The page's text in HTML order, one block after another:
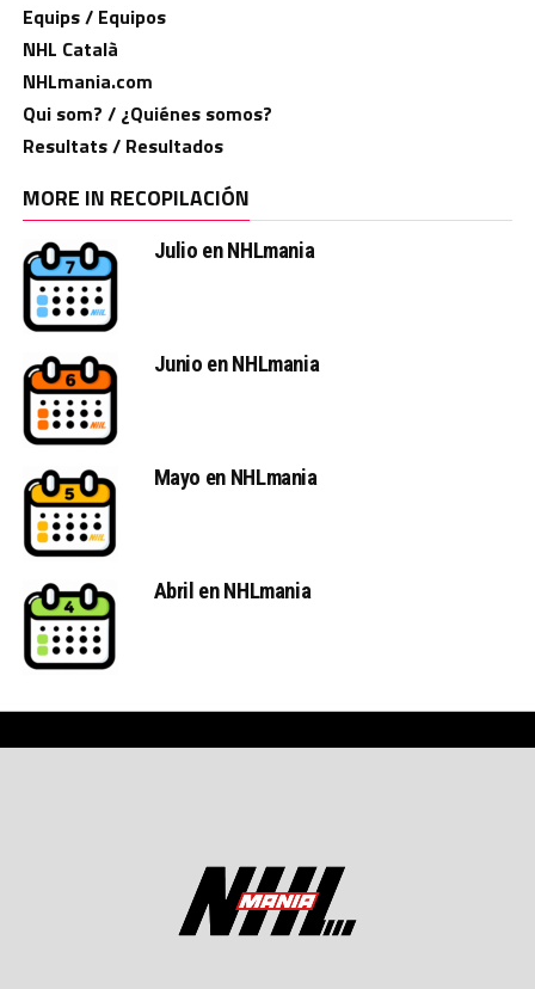
Equips / Equipos
NHL Català
NHLmania.com
Qui som? / ¿Quiénes somos?
Resultats / Resultados
MORE IN RECOPILACIÓN
Julio en NHLmania
Junio en NHLmania
Mayo en NHLmania
Abril en NHLmania